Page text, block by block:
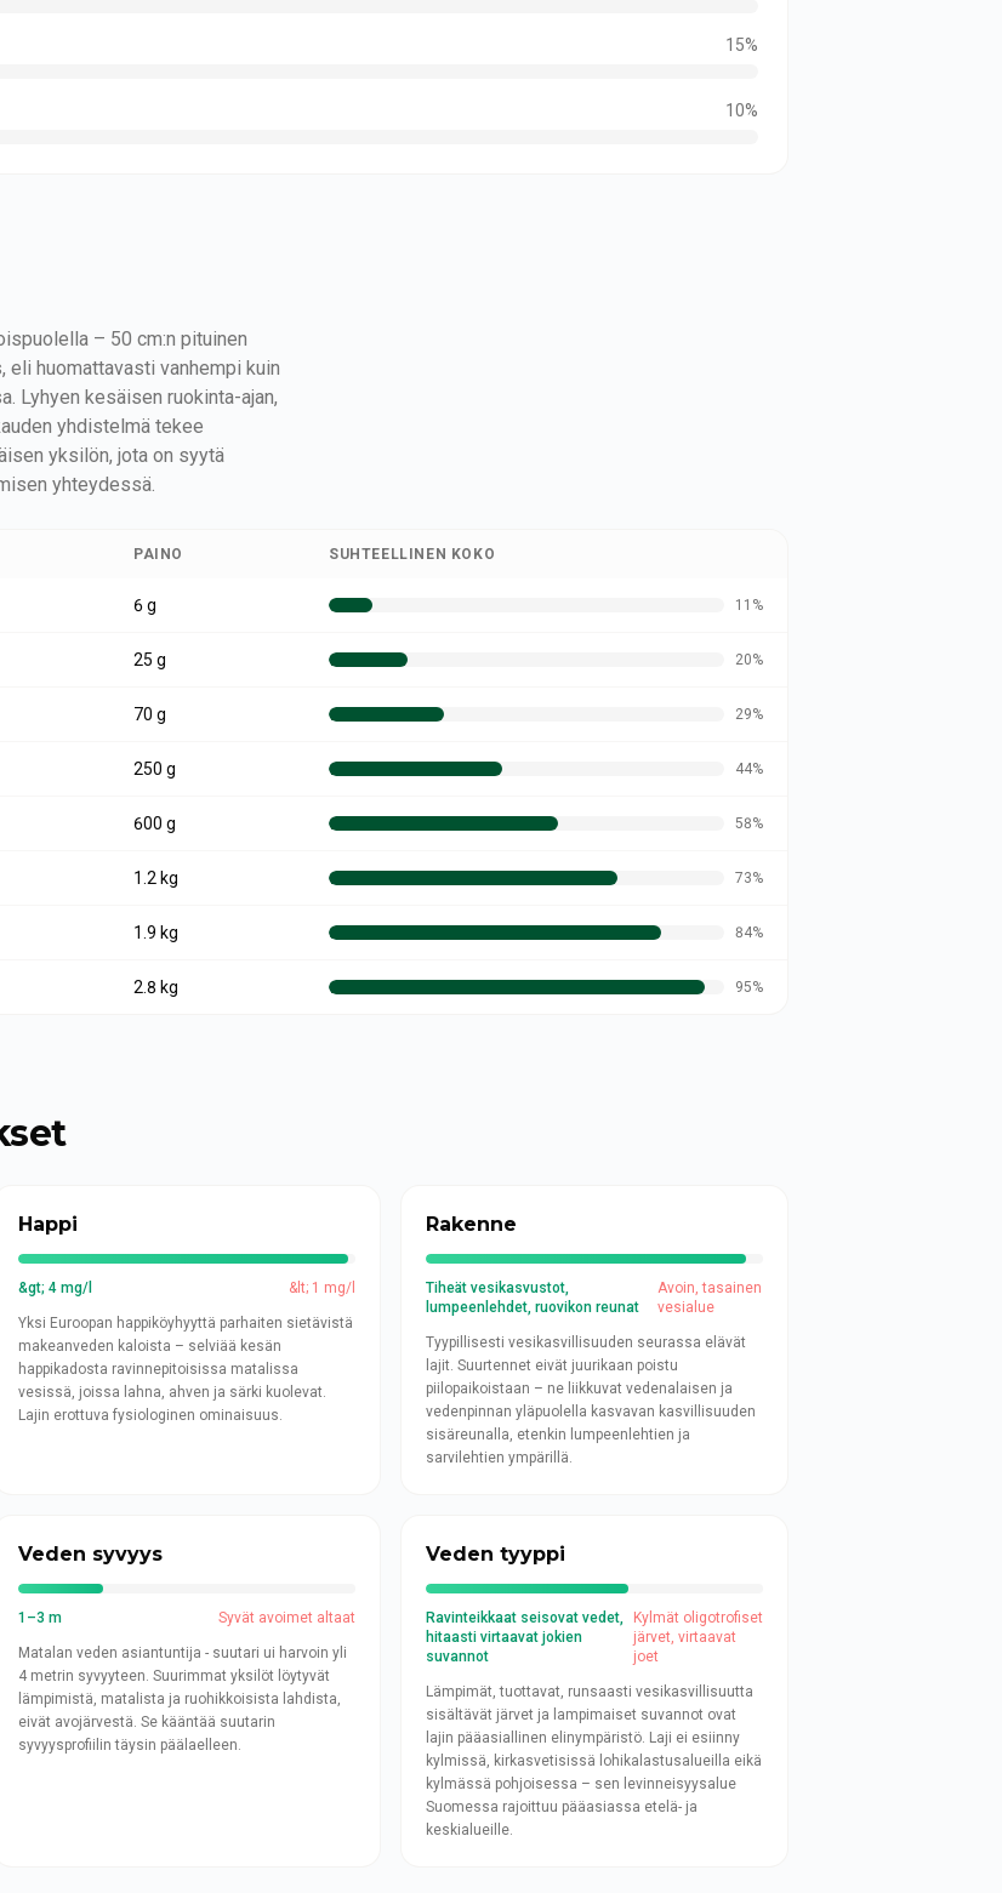
15%
10%
– 50 cm:n pituinen
huomattavasti vanhempi kuin
Lyhyen kesäisen ruokinta-ajan,
yhdistelmä tekee
yksilön, jota on syytä
yhteydessä.
PAINO SUHTEELLINEN KOKO
6 g 11 %
25 g 20%
70 g 29%
250 g 44%
600 g 58%
1.2 kg 73%
1.9 kg 84%
2.8 kg 95%
Happi
&gt; 4 mg/l &lt; 1 mg/l
Yksi Euroopan happiköyhyyttä parhaiten sietävistä
makeanveden kaloista – selviää kesän
happikadosta ravinnepitoisissa matalissa
vesissä, joissa lahna, ahven ja särki kuolevat.
Lajin erottuva fysiologinen ominaisuus.
Rakenne
Tiheät vesikasvustot,
lumpeenlehdet, ruovikon reunat
Avoin, tasainen
vesialue
Tyypillisesti vesikasvillisuuden seurassa elävät
lajit. Suurtennet eivät juurikaan poistu
piilopaikoistaan – ne liikkuvat vedenalaisen ja
vedenpinnan yläpuolella kasvavan kasvillisuuden
sisäreunalla, etenkin lumpeenlehtien ja
sarvilehtien ympärillä.
Veden syvyys
1–3 m Syvät avoimet altaat
Matalan veden asiantuntija - suutari ui harvoin yli
4 metrin syvyyteen. Suurimmat yksilöt löytyvät
lämpimistä, matalista ja ruohikkoisista lahdista,
eivät avojärvestä. Se kääntää suutarin
syvyysprofiilin täysin päälaelleen.
Veden tyyppi
Ravinteikkaat seisovat vedet,
hitaasti virtaavat jokien
suvannot
Kylmät oligotrofiset
järvet, virtaavat
joet
Lämpimät, tuottavat, runsaasti vesikasvillisuutta
sisältävät järvet ja lampimaiset suvannot ovat
lajin pääasiallinen elinympäristö. Laji ei esiinny
kylmissä, kirkasvetisissä lohikalastusalueilla eikä
kylmässä pohjoisessa – sen levinneisyysalue
Suomessa rajoittuu pääasiassa etelä- ja
keskialueille.